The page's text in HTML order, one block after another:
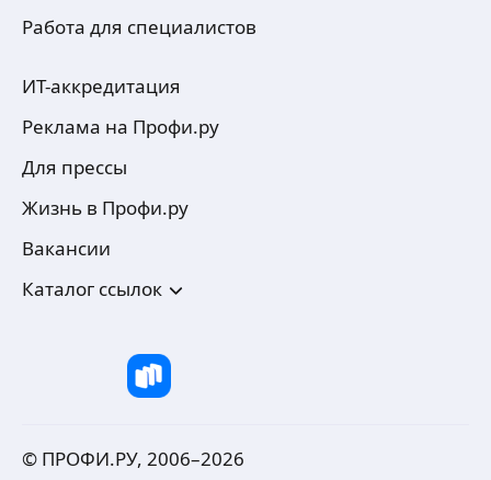
Работа для специалистов
ИТ-аккредитация
Реклама на Профи.ру
Для прессы
Жизнь в Профи.ру
Вакансии
Каталог ссылок
© ПРОФИ.РУ, 2006–2026